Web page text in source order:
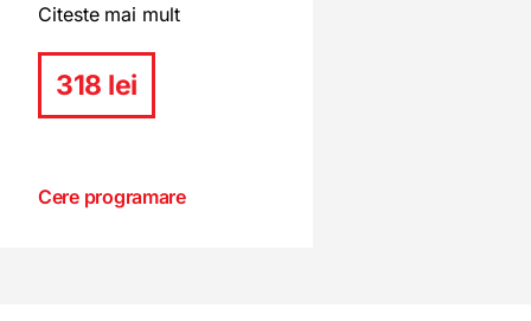
Citeste mai mult
318 lei
Cere programare